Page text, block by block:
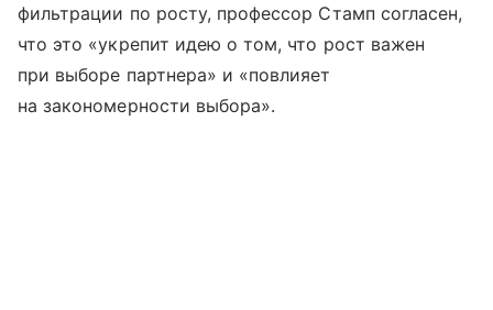
фильтрации по росту, профессор Стамп согласен,
что это «укрепит идею о том, что рост важен
при выборе партнера» и «повлияет
на закономерности выбора».